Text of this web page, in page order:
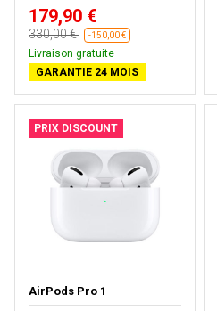
179,90 €
330,00 € -150,00 €
Livraison gratuite
GARANTIE 24 MOIS
PRIX DISCOUNT
AirPods Pro 1